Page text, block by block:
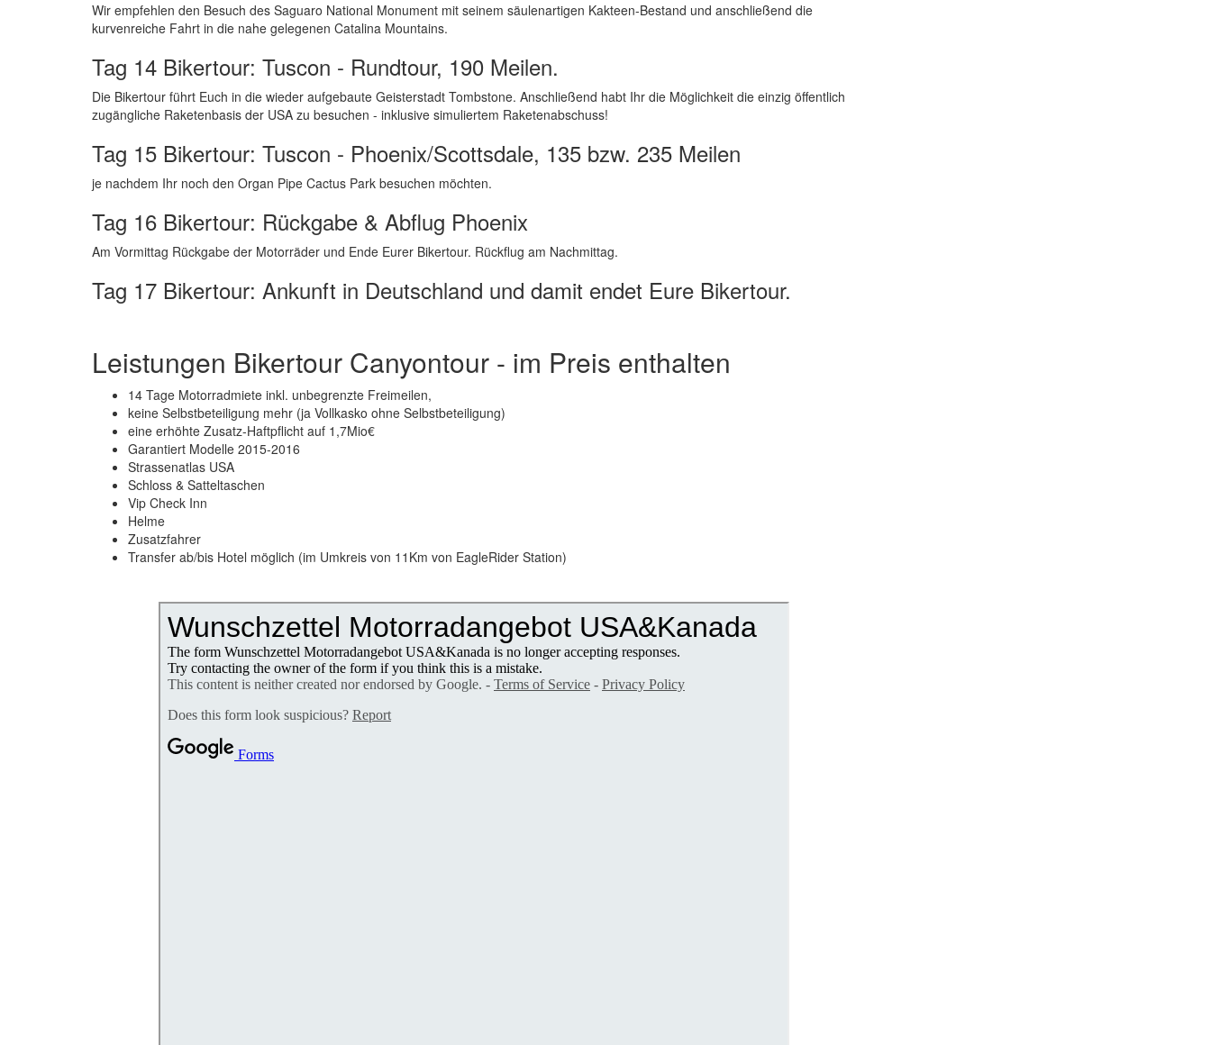
Wir empfehlen den Besuch des Saguaro National Monument mit seinem säulenartigen Kakteen-Bestand und anschließend die
kurvenreiche Fahrt in die nahe gelegenen Catalina Mountains.
Tag 14 Bikertour: Tuscon - Rundtour, 190 Meilen.
Die Bikertour führt Euch in die wieder aufgebaute Geisterstadt Tombstone. Anschließend habt Ihr die Möglichkeit die einzig öffentlich
zugängliche Raketenbasis der USA zu besuchen - inklusive simuliertem Raketenabschuss!
Tag 15 Bikertour: Tuscon - Phoenix/Scottsdale, 135 bzw. 235 Meilen
je nachdem Ihr noch den Organ Pipe Cactus Park besuchen möchten.
Tag 16 Bikertour: Rückgabe & Abflug Phoenix
Am Vormittag Rückgabe der Motorräder und Ende Eurer Bikertour. Rückflug am Nachmittag.
Tag 17 Bikertour: Ankunft in Deutschland und damit endet Eure Bikertour.
Leistungen Bikertour Canyontour - im Preis enthalten
14 Tage Motorradmiete inkl. unbegrenzte Freimeilen,
keine Selbstbeteiligung mehr (ja Vollkasko ohne Selbstbeteiligung)
eine erhöhte Zusatz-Haftpflicht auf 1,7Mio€
Garantiert Modelle 2015-2016
Strassenatlas USA
Schloss & Satteltaschen
Vip Check Inn
Helme
Zusatzfahrer
Transfer ab/bis Hotel möglich (im Umkreis von 11Km von EagleRider Station)